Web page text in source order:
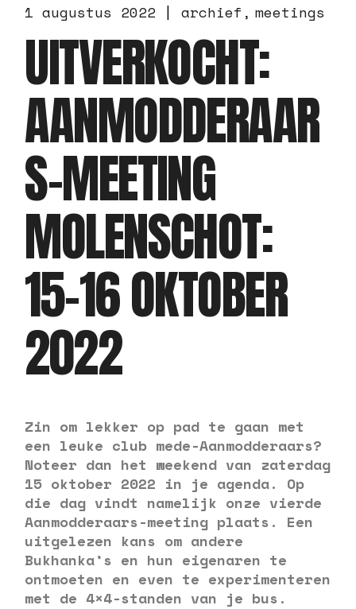
1 augustus 2022 archief meetings
UITVERKOCHT:
AANMODDERAAR
S-MEETING
MOLENSCHOT:
15-16 OKTOBER
2022
Zin om lekker op pad te gaan met
een leuke club mede-Aanmodderaars?
Noteer dan het weekend van zaterdag
15 oktober 2022 in je agenda. Op
die dag vindt namelijk onze vierde
Aanmodderaars-meeting plaats. Een
uitgelezen kans om andere
Bukhanka’s en hun eigenaren te
ontmoeten en even te experimenteren
met de 4×4-standen van je bus.